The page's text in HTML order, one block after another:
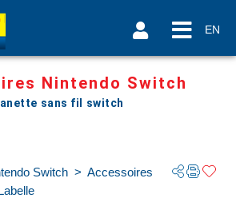
EN
Nintendo Switch
sans fil switch
Switch > Accessoires